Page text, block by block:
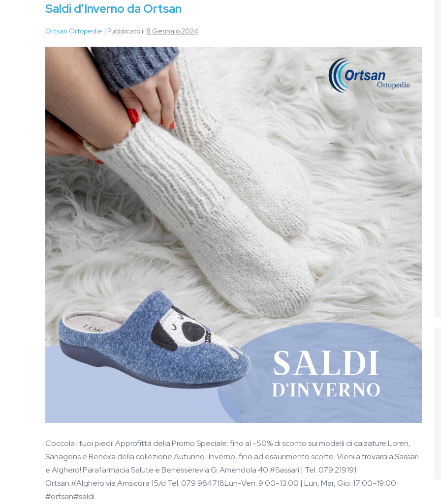
Saldi d’Inverno da Ortsan
Ortsan Ortopedie | Pubblicato il 8 Gennaio 2024
Coccola i tuoi piedi! Approfitta della Promo Speciale: fino al -50% di sconto sui modelli di calzature Loren,
Sanagens e Benexa della collezione Autunno-Inverno, fino ad esaurimento scorte. Vieni a trovarci a Sassari
e Alghero! Parafarmacia Salute e Benesserevia G. Amendola 40 #Sassari | Tel. 079 219191
Ortsan #Alghero via Amsicora 15/d Tel. 079 984718Lun-Ven: 9:00-13:00 | Lun, Mar, Gio: 17:00-19:00
#ortsan#saldi